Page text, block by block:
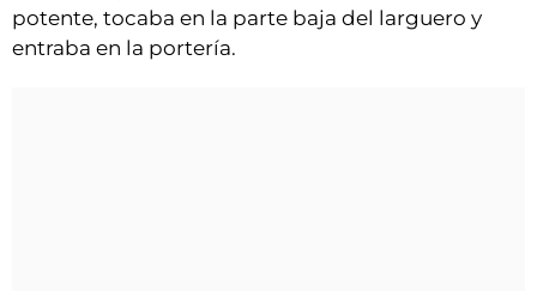
potente, tocaba en la parte baja del larguero y
entraba en la portería.